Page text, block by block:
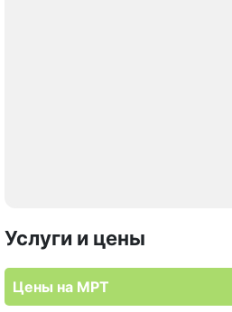
Услуги и цены
Цены на МРТ